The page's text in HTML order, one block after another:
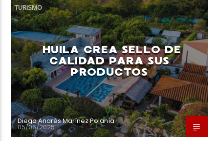
TURISMO
HUILA CREA SELLO DE
CALIDAD PARA SUS
PRODUCTOS
Diego Andrés Marínez Polanía
05/06/2025